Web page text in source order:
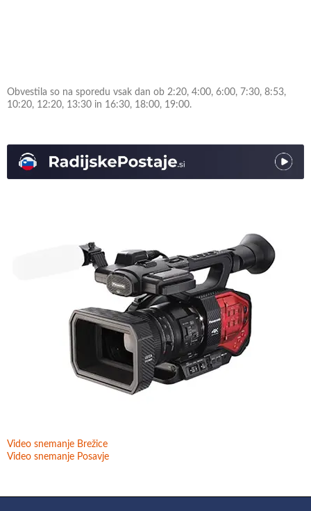
Obvestila so na sporedu vsak dan ob 2:20, 4:00, 6:00, 7:30, 8:53,
10:20, 12:20, 13:30 in 16:30, 18:00, 19:00.
Video snemanje Brežice
Video snemanje Posavje